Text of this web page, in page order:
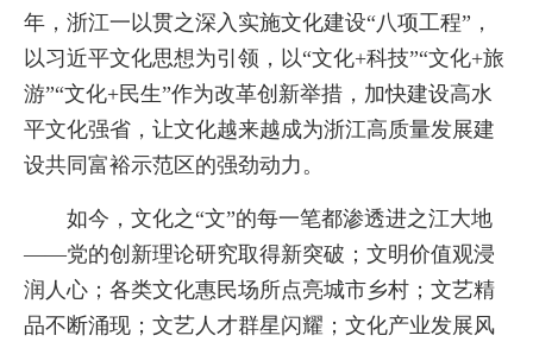
年，浙江一以贯之深入实施文化建设“八项工程”，
以习近平文化思想为引领，以“文化+科技”“文化+旅
游”“文化+民生”作为改革创新举措，加快建设高水
平文化强省，让文化越来越成为浙江高质量发展建
设共同富裕示范区的强劲动力。
如今，文化之“文”的每一笔都渗透进之江大地
——党的创新理论研究取得新突破；文明价值观浸
润人心；各类文化惠民场所点亮城市乡村；文艺精
品不断涌现；文艺人才群星闪耀；文化产业发展风